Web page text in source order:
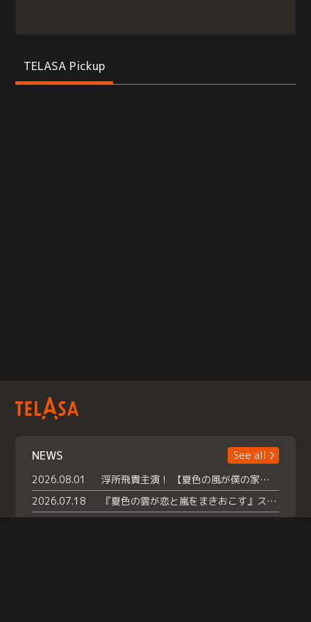
TELASA Pickup
NEWS
See all
2026.08.01
浮所飛貴主演！ 【夏色の風が僕の家にやってきた】 本日よりテラサで独占配信スタート！
2026.07.18
『夏色の雲が恋と嵐をまきおこす』スペシャルメイキング 【Part1】2026年７月18日（土）23時30分～配信スタート！話題のシーンの裏側を大公開！豪華キャスト大集合！ 『武宮家 真夏の家族会議』開催！